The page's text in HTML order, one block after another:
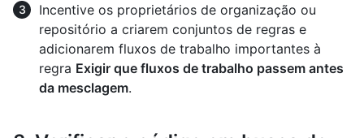
Incentive os proprietários de organização ou
repositório a criarem conjuntos de regras e
adicionarem fluxos de trabalho importantes à
regra Exigir que fluxos de trabalho passem antes
da mesclagem.